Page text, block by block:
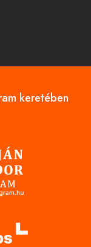
keretében